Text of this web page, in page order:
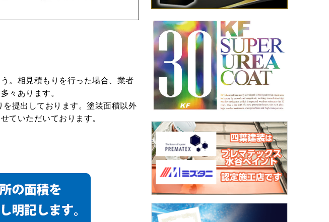
。相見積もりを行った場合、業者
々あります。
提出しております。塗装面積以外
ていただいております。